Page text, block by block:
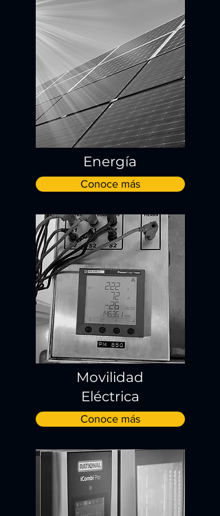
Energía
Conoce más
Movilidad
Eléctrica
Conoce más